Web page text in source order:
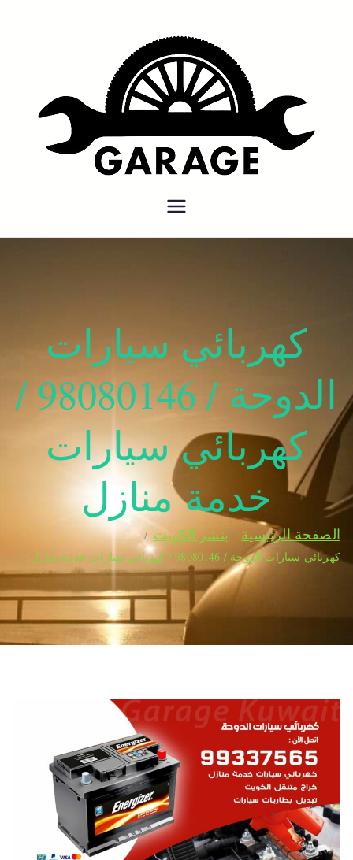
بنشر متنقل
كهربائي سيارات
الدوحة / 98080146‬ /
كهربائي سيارات
خدمة منازل
الصفحة الرئيسية بنشر الكويت
كهربائي سيارات الدوحة / 98080146‬ / كهربائي سيارات خدمة منازل